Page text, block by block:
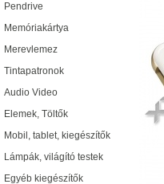
Pendrive
Memóriakártya
Merevlemez
Tintapatronok
Audio Video
Elemek, Töltők
Mobil, tablet, kiegészítők
Lámpák, világító testek
Egyéb kiegészítők